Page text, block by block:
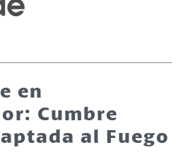
en
Cumbre
al Fuego